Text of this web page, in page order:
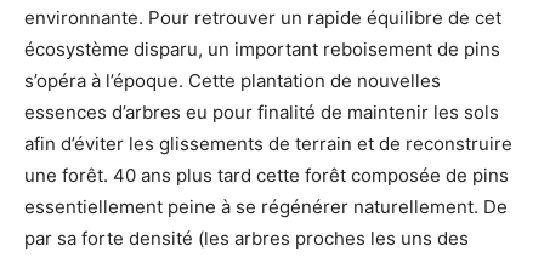
environnante. Pour retrouver un rapide équilibre de cet
écosystème disparu, un important reboisement de pins
s’opéra à l’époque. Cette plantation de nouvelles
essences d’arbres eu pour finalité de maintenir les sols
afin d’éviter les glissements de terrain et de reconstruire
une forêt. 40 ans plus tard cette forêt composée de pins
essentiellement peine à se régénérer naturellement. De
par sa forte densité (les arbres proches les uns des